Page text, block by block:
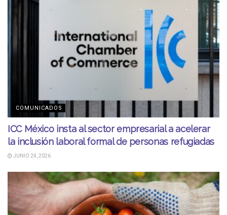
COMUNICADOS
ICC México insta al sector empresarial a acelerar
la inclusión laboral formal de personas refugiadas
JUNIO 24, 2026